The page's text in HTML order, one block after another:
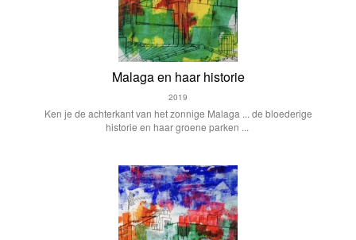
Malaga en haar historie
2019
Ken je de achterkant van het zonnige Malaga ... de bloederige
historie en haar groene parken ...